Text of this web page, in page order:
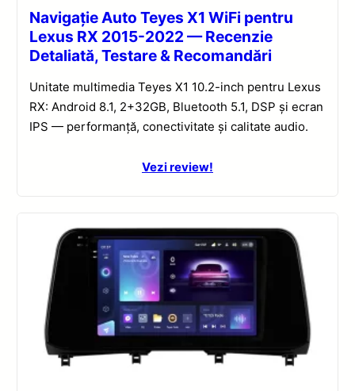
Navigație Auto Teyes X1 WiFi pentru
Lexus RX 2015-2022 — Recenzie
Detaliată, Testare & Recomandări
Unitate multimedia Teyes X1 10.2-inch pentru Lexus
RX: Android 8.1, 2+32GB, Bluetooth 5.1, DSP și ecran
IPS — performanță, conectivitate și calitate audio.
Vezi review!